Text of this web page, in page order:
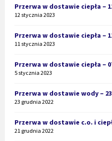
Przerwa w dostawie ciepła –
12 stycznia 2023
Przerwa w dostawie ciepła –
11 stycznia 2023
Przerwa w dostawie ciepła –
5 stycznia 2023
Przerwa w dostawie wody –
23 grudnia 2022
Przerwa w dostawie c.o. i
21 grudnia 2022